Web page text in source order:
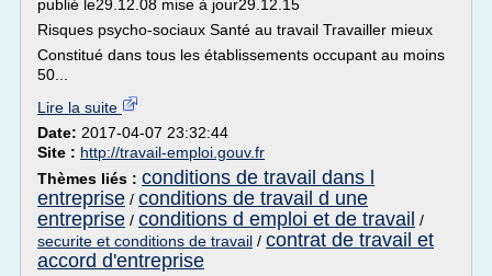
publié le29.12.08 mise à jour29.12.15
Risques psycho-sociaux Santé au travail Travailler mieux
Constitué dans tous les établissements occupant au moins
50...
Lire la suite
Date: 2017-04-07 23:32:44
Site : http://travail-emploi.gouv.fr
Thèmes liés : conditions de travail dans l
entreprise / conditions de travail d une
entreprise / conditions d emploi et de travail /
securite et conditions de travail / contrat de travail et
accord d'entreprise